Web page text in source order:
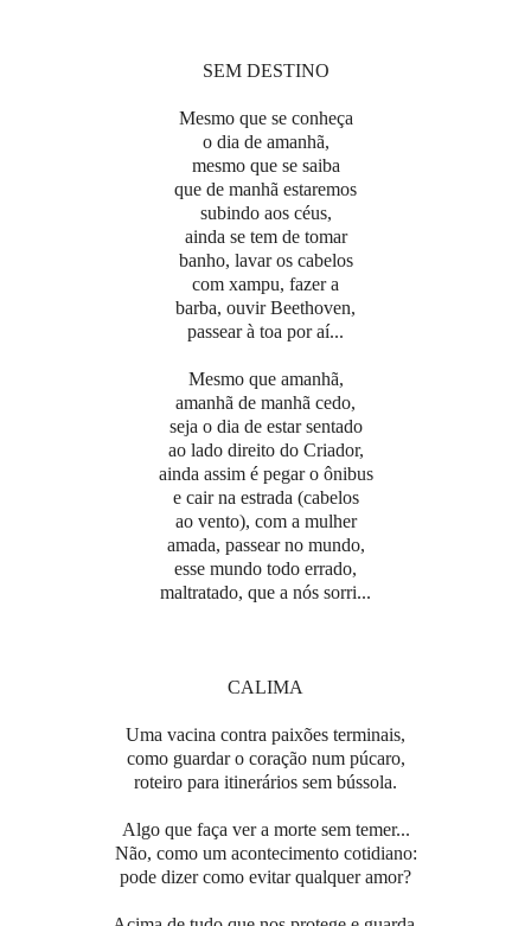
SEM DESTINO
Mesmo que se conheça
o dia de amanhã,
mesmo que se saiba
que de manhã estaremos
subindo aos céus,
ainda se tem de tomar
banho, lavar os cabelos
com xampu, fazer a
barba, ouvir Beethoven,
passear à toa por aí...
Mesmo que amanhã,
amanhã de manhã cedo,
seja o dia de estar sentado
ao lado direito do Criador,
ainda assim é pegar o ônibus
e cair na estrada (cabelos
ao vento), com a mulher
amada, passear no mundo,
esse mundo todo errado,
maltratado, que a nós sorri...
CALIMA
Uma vacina contra paixões terminais,
como guardar o coração num púcaro,
roteiro para itinerários sem bússola.
Algo que faça ver a morte sem temer...
Não, como um acontecimento cotidiano:
pode dizer como evitar qualquer amor?